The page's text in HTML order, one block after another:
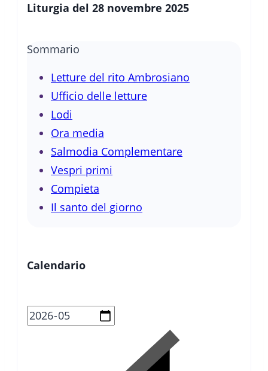
Liturgia del 28 novembre 2025
Sommario
Letture del rito Ambrosiano
Ufficio delle letture
Lodi
Ora media
Salmodia Complementare
Vespri primi
Compieta
Il santo del giorno
Calendario